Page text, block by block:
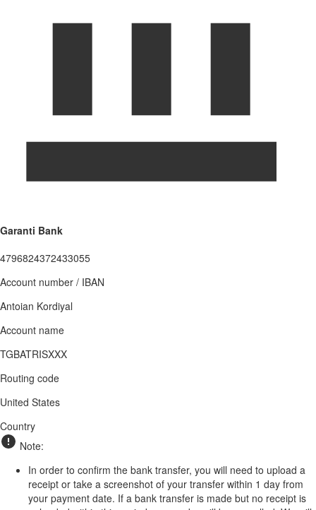
Garanti Bank
4796824372433055
Account number / IBAN
Antoian Kordiyal
Account name
TGBATRISXXX
Routing code
United States
Country
Note:
In order to confirm the bank transfer, you will need to upload a
receipt or take a screenshot of your transfer within 1 day from
your payment date. If a bank transfer is made but no receipt is